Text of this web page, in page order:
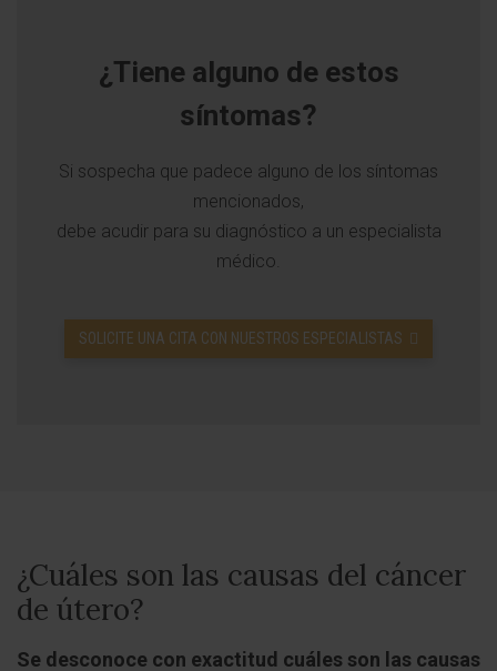
¿Tiene alguno de estos
síntomas?
Si sospecha que padece alguno de los síntomas
mencionados,
debe acudir para su diagnóstico a un especialista
médico.
SOLICITE UNA CITA CON NUESTROS ESPECIALISTAS
¿Cuáles son las causas del cáncer
de útero?
Se desconoce con exactitud cuáles son las causas